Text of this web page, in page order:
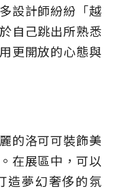
設計師紛紛「越
自己跳出所熟悉
更開放的心態與
的洛可可裝飾美
在展區中，可以
造夢幻奢侈的氛